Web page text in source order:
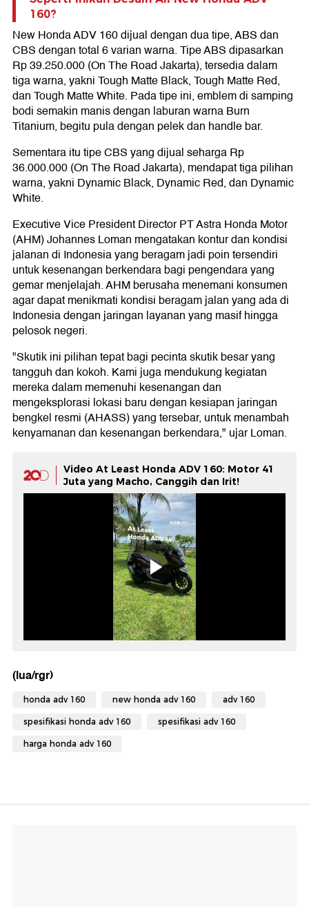
160?
New Honda ADV 160 dijual dengan dua tipe, ABS dan
CBS dengan total 6 varian warna. Tipe ABS dipasarkan
Rp 39.250.000 (On The Road Jakarta), tersedia dalam
tiga warna, yakni Tough Matte Black, Tough Matte Red,
dan Tough Matte White. Pada tipe ini, emblem di samping
bodi semakin manis dengan laburan warna Burn
Titanium, begitu pula dengan pelek dan handle bar.
Sementara itu tipe CBS yang dijual seharga Rp
36.000.000 (On The Road Jakarta), mendapat tiga pilihan
warna, yakni Dynamic Black, Dynamic Red, dan Dynamic
White.
Executive Vice President Director PT Astra Honda Motor
(AHM) Johannes Loman mengatakan kontur dan kondisi
jalanan di Indonesia yang beragam jadi poin tersendiri
untuk kesenangan berkendara bagi pengendara yang
gemar menjelajah. AHM berusaha menemani konsumen
agar dapat menikmati kondisi beragam jalan yang ada di
Indonesia dengan jaringan layanan yang masif hingga
pelosok negeri.
"Skutik ini pilihan tepat bagi pecinta skutik besar yang
tangguh dan kokoh. Kami juga mendukung kegiatan
mereka dalam memenuhi kesenangan dan
mengeksplorasi lokasi baru dengan kesiapan jaringan
bengkel resmi (AHASS) yang tersebar, untuk menambah
kenyamanan dan kesenangan berkendara," ujar Loman.
Video At Least Honda ADV 160: Motor 41
Juta yang Macho, Canggih dan Irit!
(lua/rgr)
honda adv 160 new honda adv 160 adv 160
spesifikasi honda adv 160 spesifikasi adv 160
harga honda adv 160